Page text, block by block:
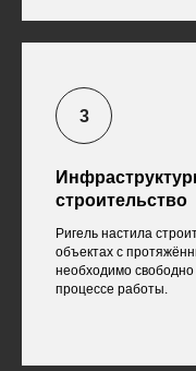
строительство
Ригель настила
объектах с
необходимо
процессе работы.